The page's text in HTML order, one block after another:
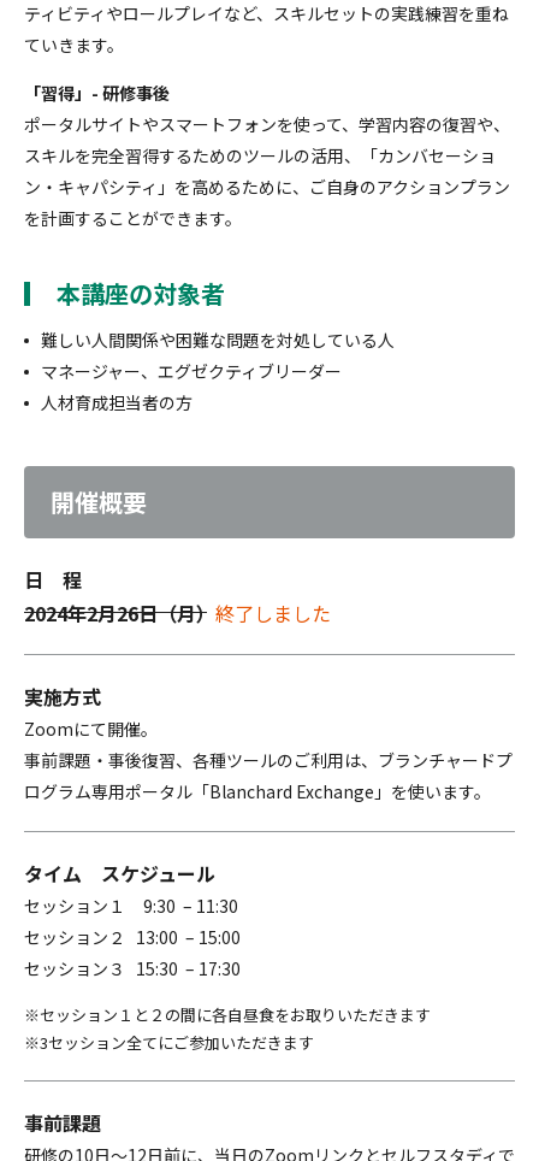
ティビティやロールプレイなど、スキルセットの実践練習を重ね
ていきます。
「習得」- 研修事後
ポータルサイトやスマートフォンを使って、学習内容の復習や、
スキルを完全習得するためのツールの活用、「カンバセーショ
ン・キャパシティ」を高めるために、ご自身のアクションプラン
を計画することができます。
本講座の対象者
難しい人間関係や困難な問題を対処している人
マネージャー、エグゼクティブリーダー
人材育成担当者の方
開催概要
日 程
2024年2月26日（月） 終了しました
実施方式
Zoomにて開催。
事前課題・事後復習、各種ツールのご利用は、ブランチャードプ
ログラム専用ポータル「Blanchard Exchange」を使います。
タイム スケジュール
セッション１ 9:30 – 11:30
セッション２ 13:00 – 15:00
セッション３ 15:30 – 17:30
セッション１と２の間に各自昼食をお取りいただきます
3セッション全てにご参加いただきます
事前課題
研修の10日～12日前に、当日のZoomリンクとセルフスタディで